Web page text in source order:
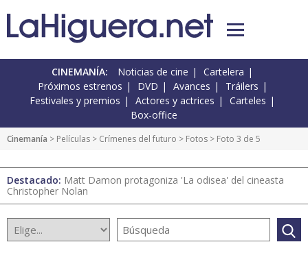
CINEMANÍA: Noticias de cine
Cartelera
Próximos estrenos
DVD Avances
Tráilers
Festivales y premios
Actores y actrices
Carteles
Box-office
Cinemanía > Películas > Crímenes del futuro > Fotos > Foto 3 de 5
Destacado: Matt Damon protagoniza 'La odisea' del cineasta
Christopher Nolan